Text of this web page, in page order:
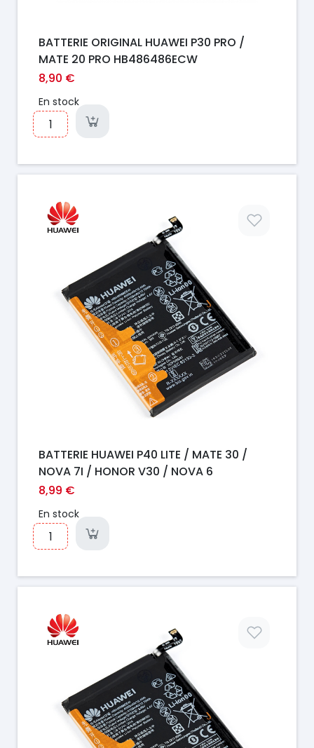
BATTERIE ORIGINAL HUAWEI P30 PRO /
MATE 20 PRO HB486486ECW
8,90 €
En stock
Prix
BATTERIE HUAWEI P40 LITE / MATE 30 /
NOVA 7I / HONOR V30 / NOVA 6
8,99 €
En stock
Prix